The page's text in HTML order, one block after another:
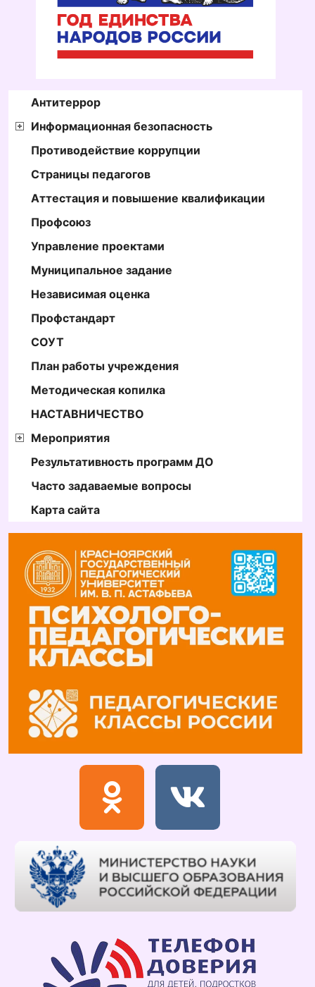
Антитеррор
Информационная безопасность
Противодействие коррупции
Страницы педагогов
Аттестация и повышение квалификации
Профсоюз
Управление проектами
Муниципальное задание
Независимая оценка
Профстандарт
СОУТ
План работы учреждения
Методическая копилка
НАСТАВНИЧЕСТВО
Мероприятия
Результативность программ ДО
Часто задаваемые вопросы
Карта сайта